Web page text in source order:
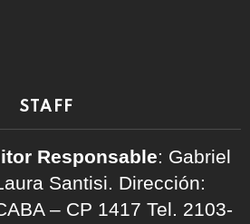
STAFF
Responsable: Gabriel
Santisi. Dirección:
– CP 1417 Tel. 2103-